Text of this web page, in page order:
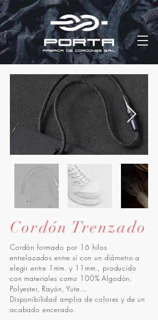
Cordón Trenzado
Cordón formado por 16 hilos
entrelazados entre sí con un diámetro a
elegir entre 1mm. y 11mm., producido
con materiales como 100% Algodón,
Polyester, Rayón, Yute...
Disponibilidad amplia de colores y de un
acabado encerado.